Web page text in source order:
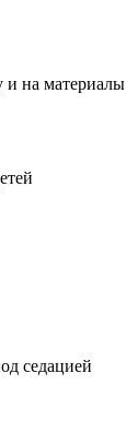
и на материалы
седацией